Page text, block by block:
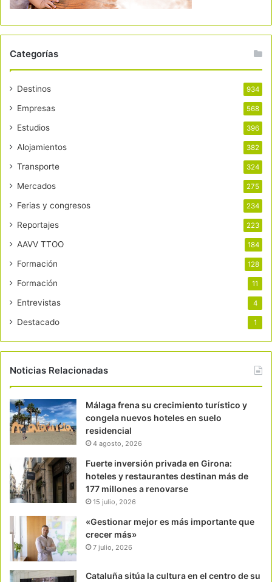
Categorías
Destinos 934
Empresas 568
Estudios 396
Alojamientos 382
Transporte 324
Mercados 275
Ferias y congresos 234
Reportajes 223
AAVV TTOO 184
Formación 128
Formación 11
Entrevistas 4
Destacado 1
Noticias Relacionadas
Málaga frena su crecimiento turístico y
congela nuevos hoteles en suelo
residencial
4 agosto, 2026
Fuerte inversión privada en Girona:
hoteles y restaurantes destinan más de
177 millones a renovarse
15 julio, 2026
«Gestionar mejor es más importante que
crecer más»
7 julio, 2026
Cataluña sitúa la cultura en el centro de su